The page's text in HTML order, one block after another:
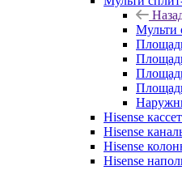
Мульти
Hisense
Hisense
Hisense
Hisense